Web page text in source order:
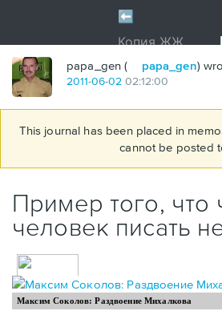
papa_gen ( papa_gen)
2011-06-02 02:12:00
This journal has been placed in
cannot be posted
Пример того, что
человек писать
Максим Соколов: Раздвоение Михалкова